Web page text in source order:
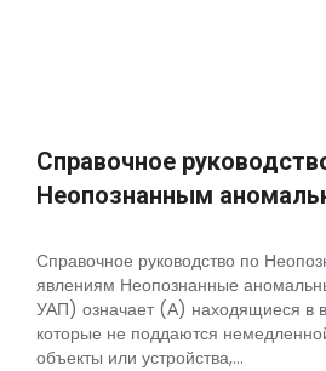
Справочное
Неопознанным
Справочное руководство по
явлениям Неопознанные
УАП) означает (А) находящиеся в
которые не поддаются
объекты или устройства,...